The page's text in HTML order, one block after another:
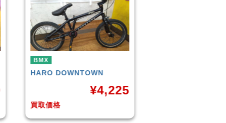
KUWAHARAKZ-01 2015年
買取価格
¥11,000